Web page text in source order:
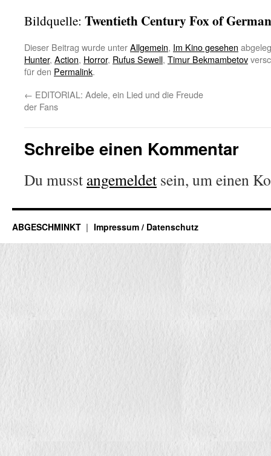
Bildquelle: Twentieth Century Fox of
Dieser Beitrag wurde unterAllgemein, Im Kino gesehen
Hunter, Action, Horror, Rufus Sewell, Timur Bekmambetov
für den Permalink.
← EDITORIAL: Adele, ein Lied und die Freude
der Fans
Schreibe einen Kommentar
Du musst angemeldet sein, um einen
ABGESCHMINKT Impressum / Datenschutz